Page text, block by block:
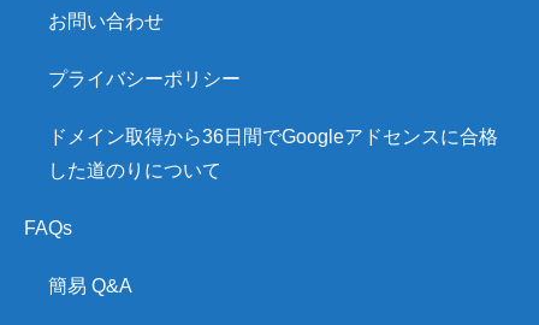
お問い合わせ
プライバシーポリシー
ドメイン取得から36日間でGoogleアドセンスに合格
した道のりについて
FAQs
簡易 Q&A